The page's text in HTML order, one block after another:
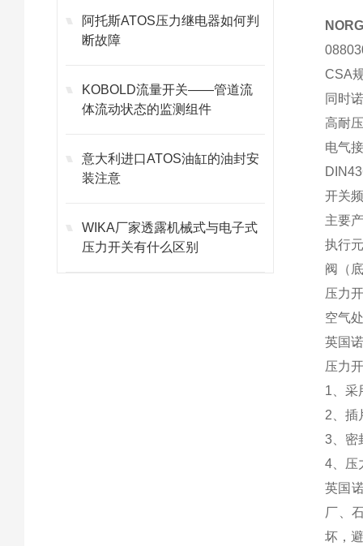
阿托斯ATOS压力继电器如何判
断故障
KOBOLD流量开关——管道流
体流动状态的监测组件
意大利进口ATOS油缸的油封安
装注意
WIKA厂家透露机械式与电子式
压力开关有什么区别
CSA
同时
高耐
电气
开关
主要
执行
阀（
压力
空气
英国
压力
1、采
2、插
3、密
4、压
英国
厂、
坏，